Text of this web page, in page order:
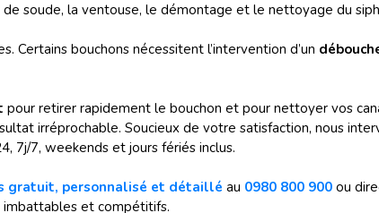
soude, la ventouse, le démontage et le nettoyage du
Certains bouchons nécessitent l’intervention d’un
pour retirer rapidement le bouchon et pour nettoyer vos
irréprochable. Soucieux de votre satisfaction, nous
7j/7, weekends et jours fériés inclus.
gratuit, personnalisé et détaillé au 0980 800 900 ou
imbattables et compétitifs.